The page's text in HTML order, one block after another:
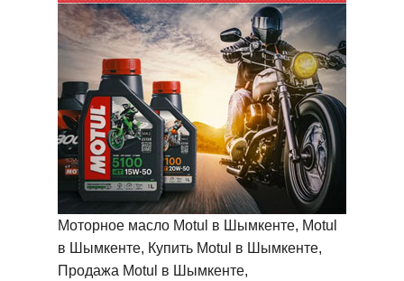
Моторное масло Motul в Шымкенте, Motul
в Шымкенте, Купить Motul в Шымкенте,
Продажа Motul в Шымкенте,